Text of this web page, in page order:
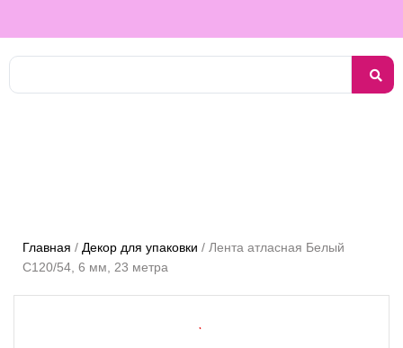
Главная / Декор для упаковки / Лента атласная Белый
С120/54, 6 мм, 23 метра